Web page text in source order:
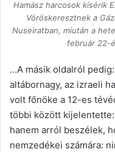
Hamász harcosok kísérik
Vöröskeresztnek a
Nuseiratban, miután a
február 22-
…A másik oldalról
altábornagy, az izraeli
volt főnöke a 12-es
többi között
hanem arról beszélek,
nemzedékei számára: